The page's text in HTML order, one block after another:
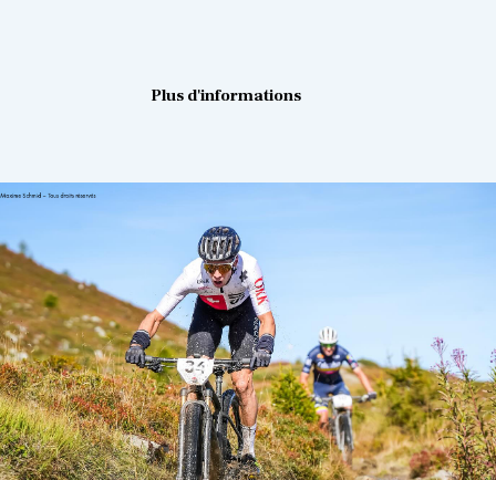
Plus d'informations